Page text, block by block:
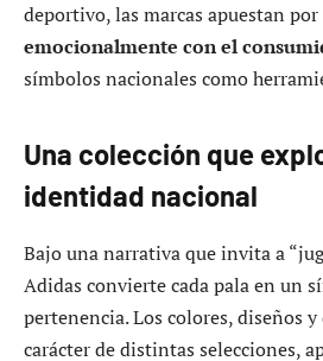
deportivo, las marcas apuestan por
emocionalmente con el
símbolos nacionales como
Una colección que
identidad nacional
Bajo una narrativa que invita a
Adidas convierte cada pala en un
pertenencia. Los colores, diseños
carácter de distintas selecciones,